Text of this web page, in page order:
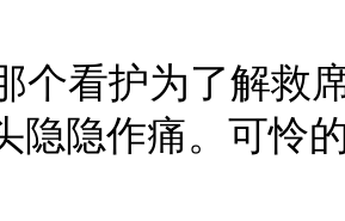
看护为了解救
隐隐作痛。可怜